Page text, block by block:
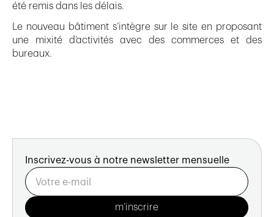
été remis dans les délais.
Le nouveau bâtiment s’intègre sur le site en proposant
une mixité d’activités avec des commerces et des
bureaux.
Inscrivez-vous à notre newsletter mensuelle